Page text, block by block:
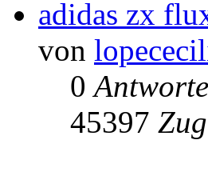
adidas zx
von
0
45397